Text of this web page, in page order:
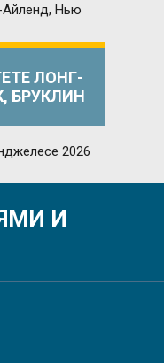
ЛОНГ-
БРУКЛИН
В ЛОС-
И